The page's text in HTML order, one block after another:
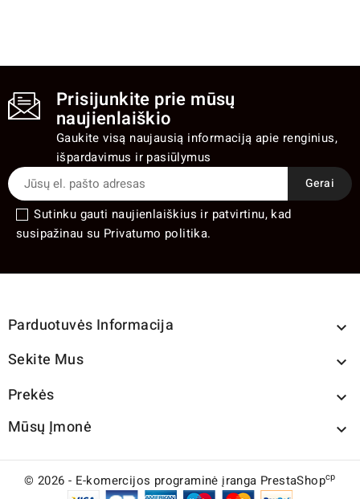
Prisijunkite prie mūsų
naujienlaiškio
Gaukite visą naujausią informaciją apie renginius,
išpardavimus ir pasiūlymus
Sutinku gauti naujienlaiškius ir patvirtinu, kad
susipažinau su Privatumo politika.
Parduotuvės Informacija 
Sekite Mus 
Prekės 
Mūsų Įmonė 
© 2026 - E-komercijos programinė įranga PrestaShopcp